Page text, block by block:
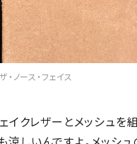
ノース・フェイス
イクレザーとメッシュを